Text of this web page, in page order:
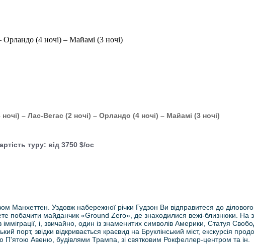
(4 ночі) – Майамі (3 ночі)
– Лас-Вегас (2 ночі) – Орландо (4 ночі) – Майамі (3 ночі)
туру: від 3750 $/ос
Манхеттен. Уздовж набережної річки Гудзон Ви відправитеся до
побачити майданчик «Ground Zero», де знаходилися вежі-близнюки. На
і, звичайно, один із знаменитих символів Америки, Статуя
порт, звідки відкривається краєвид на Бруклінський міст, екскурсія
П'ятою Авеню, будівлями Трампа, зі святковим Рокфеллер-центром та ін.